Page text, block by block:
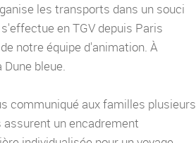
les transports dans un souci
en TGV depuis Paris
notre équipe d'animation. À
bleue.
communiqué aux familles plusieurs
un encadrement